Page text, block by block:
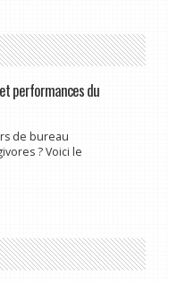
performances du
de bureau
? Voici le